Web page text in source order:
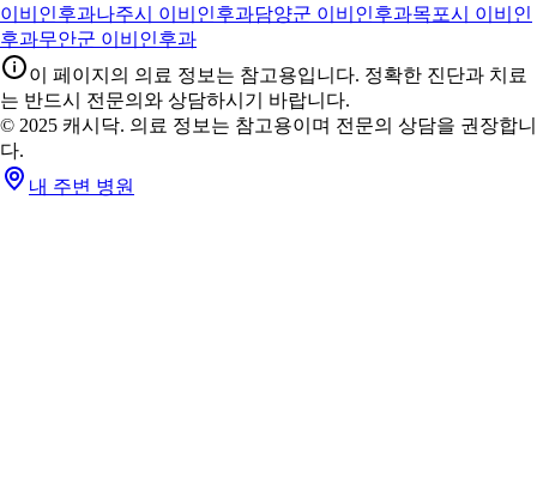
이비인후과나주시 이비인후과담양군 이비인후과목포시 이비인
후과무안군 이비인후과
이 페이지의 의료 정보는 참고용입니다. 정확한 진단과 치료
는 반드시 전문의와 상담하시기 바랍니다.
© 2025 캐시닥. 의료 정보는 참고용이며 전문의 상담을 권장합니
다.
내 주변 병원